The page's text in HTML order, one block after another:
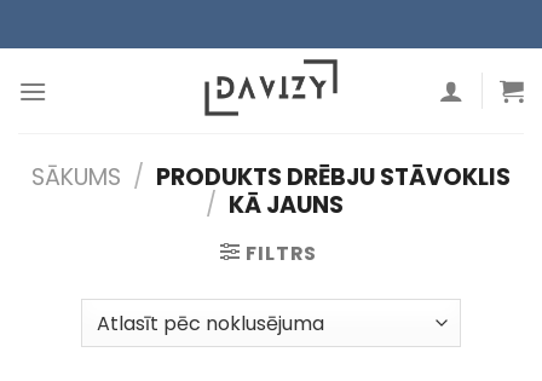
to
SĀKUMS / PRODUKTS DRĒBJU STĀVOKLIS
/ KĀ JAUNS
FILTRS